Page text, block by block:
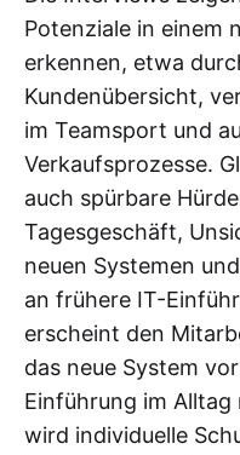
Potenziale in einem
erkennen, etwa
Kundenübersicht,
im Teamsport und
Verkaufsprozesse.
auch spürbare
Tagesgeschäft,
neuen Systemen
an frühere IT-
erscheint den
das neue System
Einführung im
wird individuelle